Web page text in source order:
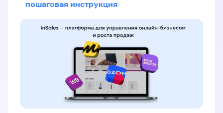
пошаговая инструкция